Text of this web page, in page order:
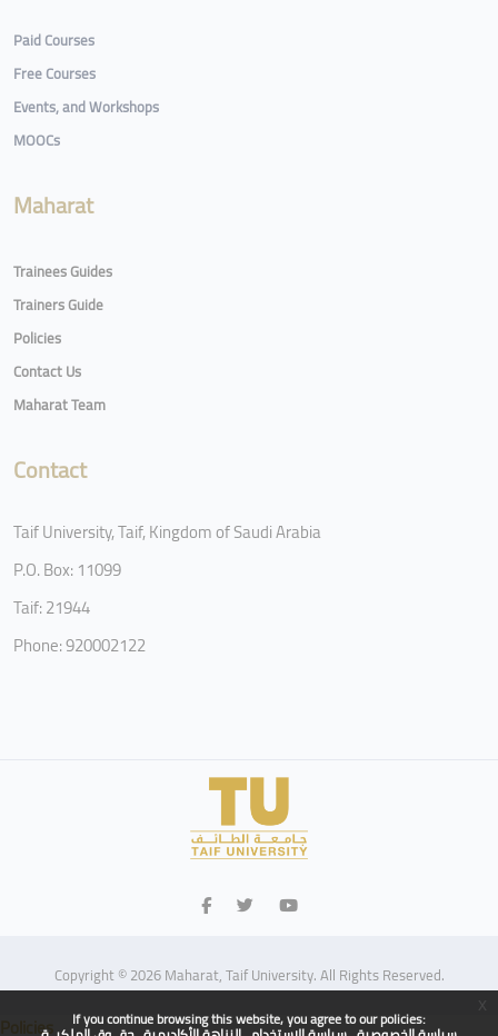
If you continue browsing this website, you agree to our policies:
Paid Courses
Free Courses
Events, and Workshops
MOOCs
Maharat
Trainees Guides
Trainers Guide
Policies
Contact Us
Maharat Team
Contact
Taif University, Taif, Kingdom of Saudi Arabia
P.O. Box: 11099
Taif: 21944
Phone: 920002122
Copyright © 2026 Maharat, Taif University. All Rights Reserved.
Policies